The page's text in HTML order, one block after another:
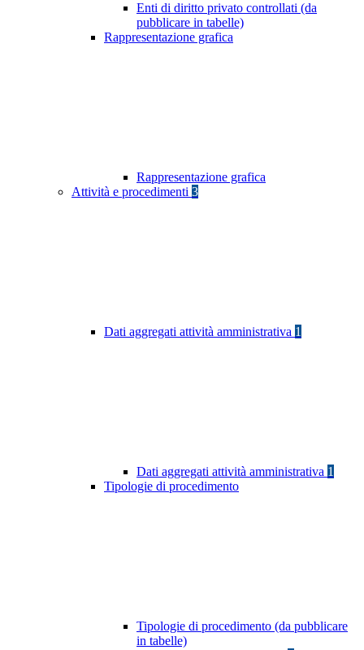
Enti di diritto privato controllati (da
pubblicare in tabelle)
Rappresentazione grafica
Rappresentazione grafica
Attività e procedimenti 3
Dati aggregati attività amministrativa 1
Dati aggregati attività amministrativa 1
Tipologie di procedimento
Tipologie di procedimento (da pubblicare
in tabelle)